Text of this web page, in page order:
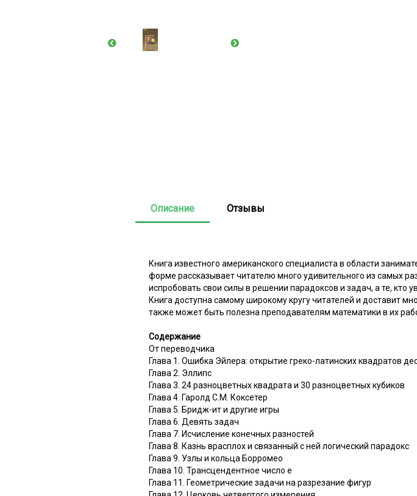
Описание Отзывы
Книга известного американского специалиста в области
форме рассказывает читателю много удивительного из самых
испробовать свои силы в решении парадоксов и задач, а те, кто
Книга доступна самому широкому кругу читателей и доставит
также может быть полезна преподавателям математики в их
Содержание
От переводчика
Глава 1. Ошибка Эйлера: открытие греко-латинских квадратов
Глава 2. Эллипс
Глава 3. 24 разноцветных квадрата и 30 разноцветных кубиков
Глава 4. Гаролд С.М. Коксетер
Глава 5. Бридж-ит и другие игры
Глава 6. Девять задач
Глава 7. Исчисление конечных разностей
Глава 8. Казнь врасплох и связанный с ней логический парадокс
Глава 9. Узлы и кольца Борромео
Глава 10. Трансцендентное число е
Глава 11. Геометрические задачи на разрезание фигур